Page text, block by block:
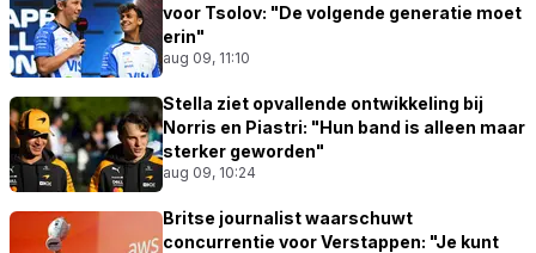
voor Tsolov: "De volgende generatie moet
erin"
aug 09, 11:10
Stella ziet opvallende ontwikkeling bij
Norris en Piastri: "Hun band is alleen maar
sterker geworden"
aug 09, 10:24
Britse journalist waarschuwt
concurrentie voor Verstappen: "Je kunt